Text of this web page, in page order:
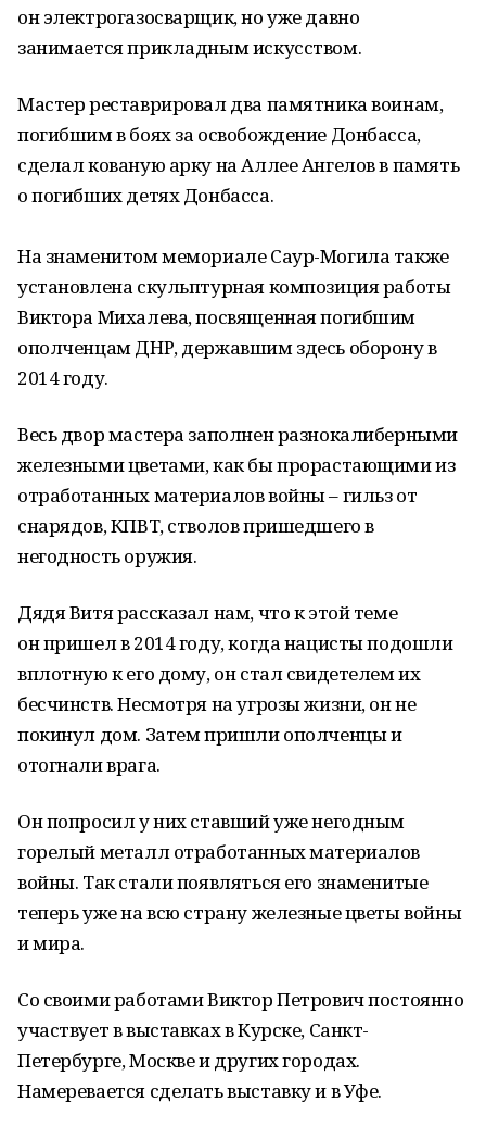
он электрогазосварщик, но уже давно
занимается прикладным искусством.
Мастер реставрировал два памятника воинам,
погибшим в боях за освобождение Донбасса,
сделал кованую арку на Аллее Ангелов в память
о погибших детях Донбасса.
На знаменитом мемориале Саур-Могила также
установлена скульптурная композиция работы
Виктора Михалева, посвященная погибшим
ополченцам ДНР, державшим здесь оборону в
2014 году.
Весь двор мастера заполнен разнокалиберными
железными цветами, как бы прорастающими из
отработанных материалов войны – гильз от
снарядов, КПВТ, стволов пришедшего в
негодность оружия.
Дядя Витя рассказал нам, что к этой теме
он пришел в 2014 году, когда нацисты подошли
вплотную к его дому, он стал свидетелем их
бесчинств. Несмотря на угрозы жизни, он не
покинул дом. Затем пришли ополченцы и
отогнали врага.
Он попросил у них ставший уже негодным
горелый металл отработанных материалов
войны. Так стали появляться его знаменитые
теперь уже на всю страну железные цветы войны
и мира.
Со своими работами Виктор Петрович постоянно
участвует в выставках в Курске, Санкт-
Петербурге, Москве и других городах.
Намеревается сделать выставку и в Уфе.